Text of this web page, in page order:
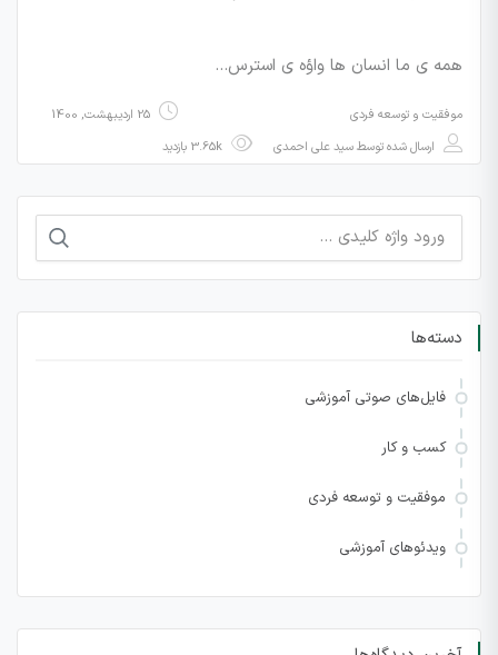
همه ی ما انسان ها واؤه ی استرس…
موفقیت و توسعه فردی
25 اردیبهشت, 1400
ارسال شده توسطسید علی احمدی
جستجو
برای:
دسته‌ها
فایل‌های صوتی آموزشی
کسب و کار
موفقیت و توسعه فردی
ویدئوهای آموزشی